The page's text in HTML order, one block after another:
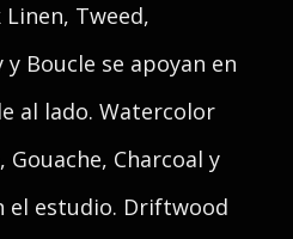
Tweed,
Boucle se apoyan en
al lado. Watercolor
Gouache, Charcoal y
el estudio. Driftwood